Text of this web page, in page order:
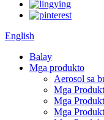
English
Balay
Mga produkto
Aerosol sa
Mga
Mga
Mga